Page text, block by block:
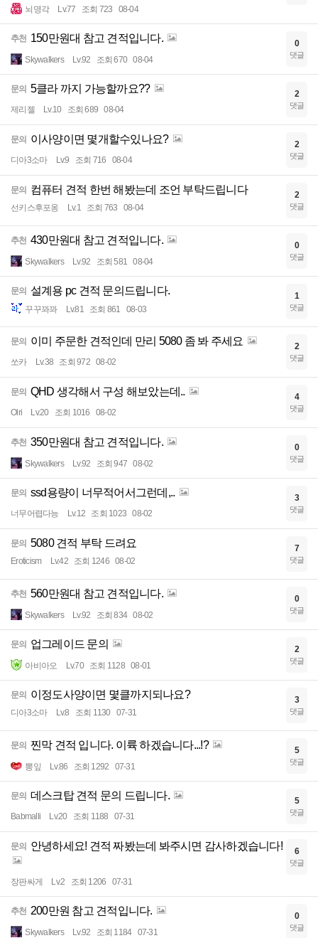
뇌명각 Lv.77 조회 723 08-04
추천 150만원대 참고 견적입니다.
Skywalkers Lv.92 조회 670 08-04
0
댓글
문의 5클라 까지 가능할까요??
제리젤 Lv.10 조회 689 08-04
2
댓글
문의 이사양이면 몇개할수있나요?
디아3소마 Lv.9 조회 716 08-04
2
댓글
문의 컴퓨터 견적 한번 해봤는데 조언 부탁드립니다
선키스후포옹 Lv.1 조회 763 08-04
2
댓글
추천 430만원대 참고 견적입니다.
Skywalkers Lv.92 조회 581 08-04
0
댓글
문의 설계용 pc 견적 문의드립니다.
꾸꾸꽈꽈 Lv.81 조회 861 08-03
1
댓글
문의 이미 주문한 견적인데 만리 5080 좀 봐 주세요
쏘카 Lv.38 조회 972 08-02
2
댓글
문의 QHD 생각해서 구성 해보았는데..
Olri Lv.20 조회 1016 08-02
4
댓글
추천 350만원대 참고 견적입니다.
Skywalkers Lv.92 조회 947 08-02
0
댓글
문의 ssd용량이 너무적어서그런데,..
너무어렵다능 Lv.12 조회 1023 08-02
3
댓글
문의 5080 견적 부탁 드려요
Eroticism Lv.42 조회 1246 08-02
7
댓글
추천 560만원대 참고 견적입니다.
Skywalkers Lv.92 조회 834 08-02
0
댓글
문의 업그레이드 문의
아비아오 Lv.70 조회 1128 08-01
2
댓글
문의 이정도사양이면 몇클까지되나요?
디아3소마 Lv.8 조회 1130 07-31
3
댓글
문의 찐막 견적 입니다. 이륙 하겠습니다...!?
뽕잎 Lv.86 조회 1292 07-31
5
댓글
문의 데스크탑 견적 문의 드립니다.
Babmalli Lv.20 조회 1188 07-31
5
댓글
문의 안녕하세요! 견적 짜봤는데 봐주시면 감사하겠습니다!
장판싸게 Lv.2 조회 1206 07-31
6
댓글
추천 200만원 참고 견적입니다.
Skywalkers Lv.92 조회 1184 07-31
0
댓글